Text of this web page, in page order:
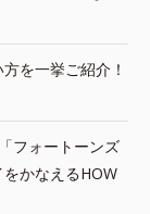
を一挙ご紹介！
フォートーンズ
かなえるHOW